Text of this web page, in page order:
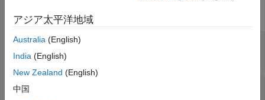
BlockPath
文字ベクトル
アジア太平洋地域
Australia (English)
India (English)
New Zealand (English)
中国